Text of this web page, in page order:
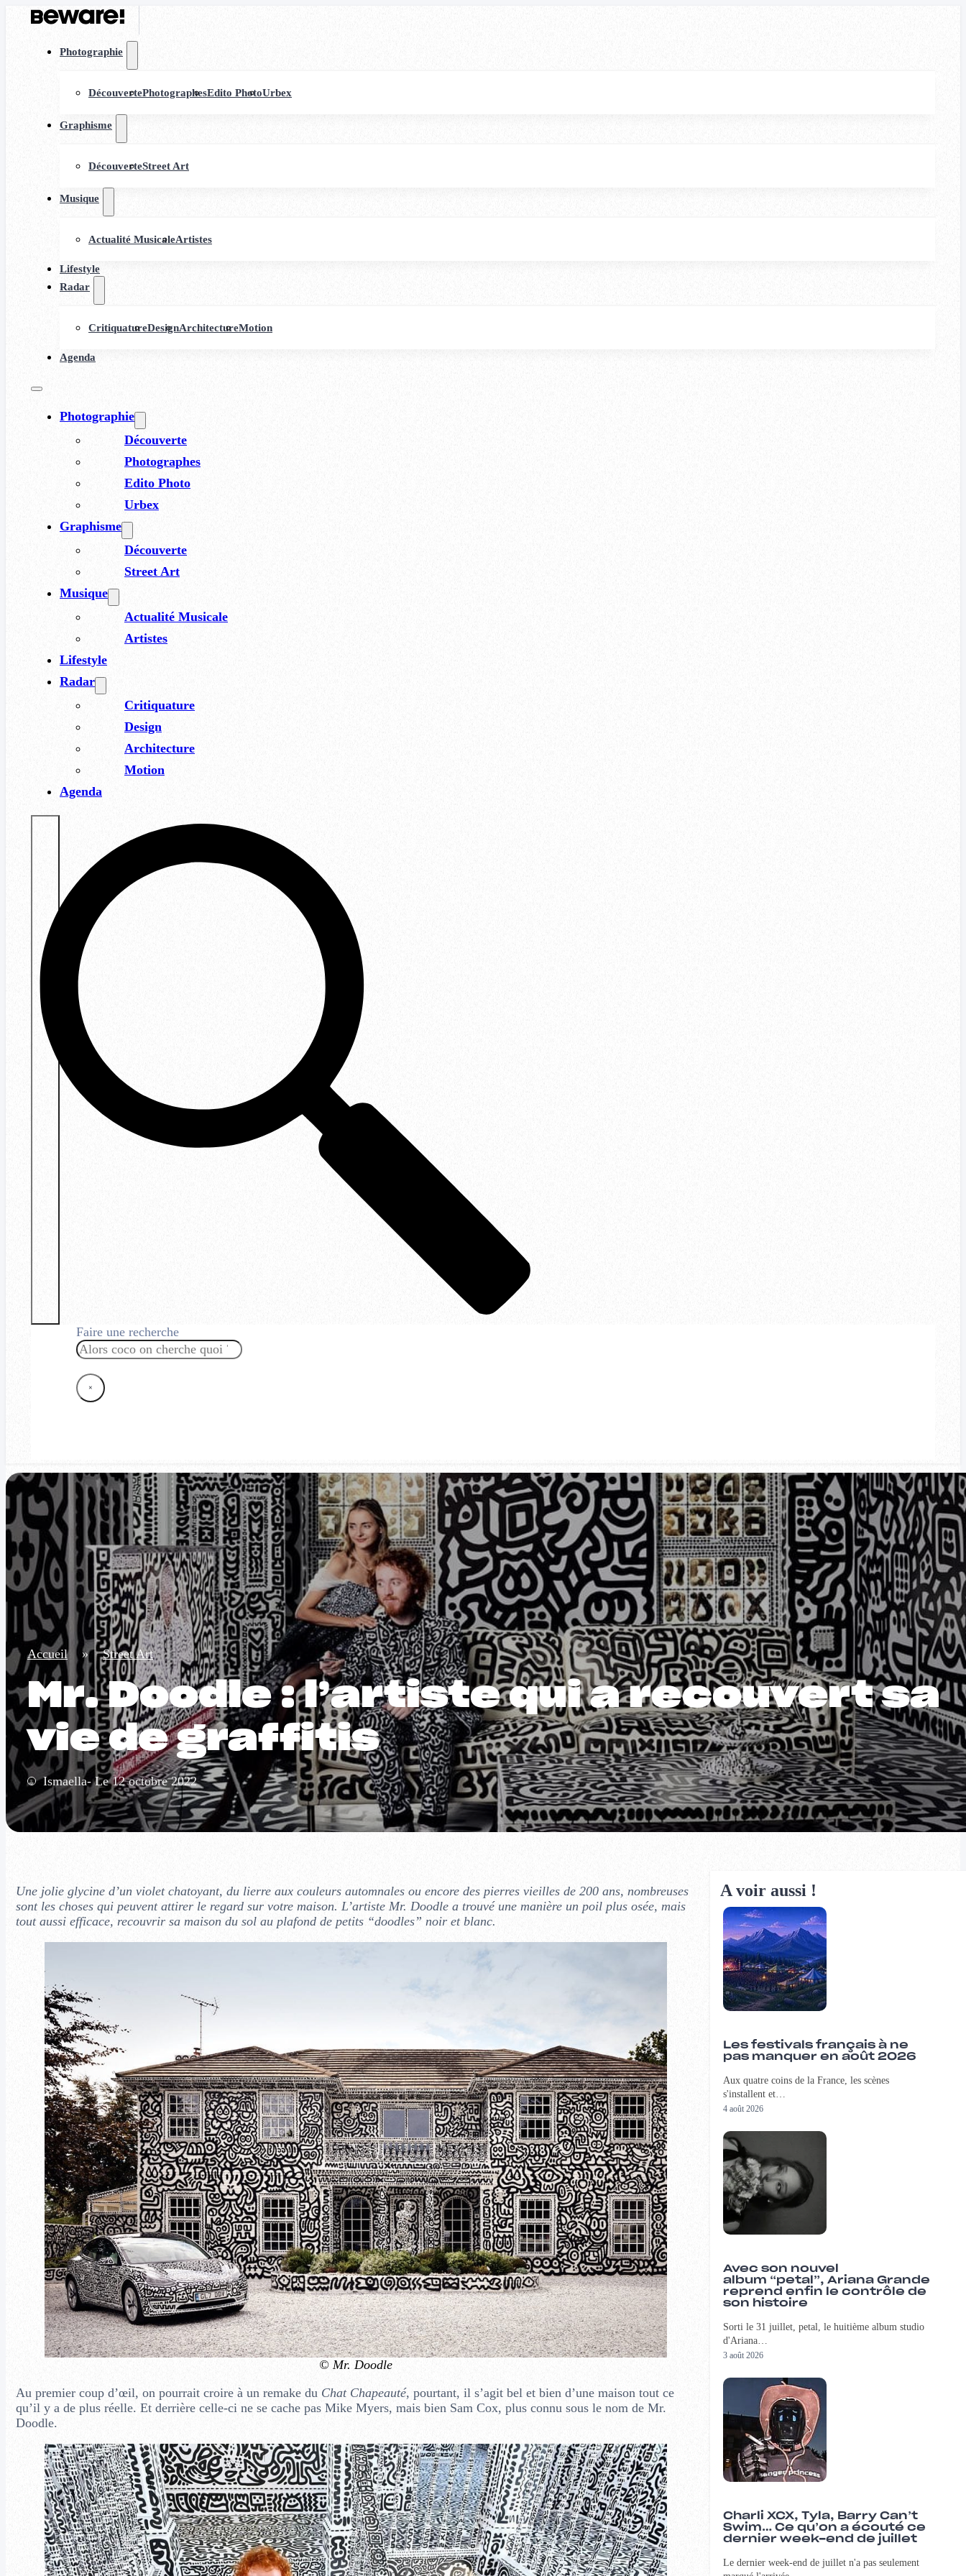
Photographie
DécouvertePhotographesEdito PhotoUrbex
Graphisme
DécouverteStreet Art
Musique
Actualité MusicaleArtistes
Lifestyle
Radar
CritiquatureDesignArchitectureMotion
Agenda
Photographie
Découverte
Photographes
Edito Photo
Urbex
Graphisme
Découverte
Street Art
Musique
Actualité Musicale
Artistes
Lifestyle
Radar
Critiquature
Design
Architecture
Motion
Agenda
Faire une recherche
Rechercher
×
Accueil » Street Art
Mr. Doodle : l’artiste qui a recouvert sa
vie de graffitis
Ismaella- Le 12 octobre 2022
Une jolie glycine d’un violet chatoyant, du lierre aux couleurs automnales ou encore des pierres vieilles de 200 ans, nombreuses
sont les choses qui peuvent attirer le regard sur votre maison. L’artiste Mr. Doodle a trouvé une manière un poil plus osée, mais
tout aussi efficace, recouvrir sa maison du sol au plafond de petits “doodles” noir et blanc.
© Mr. Doodle
Au premier coup d’œil, on pourrait croire à un remake du Chat Chapeauté, pourtant, il s’agit bel et bien d’une maison tout ce
qu’il y a de plus réelle. Et derrière celle-ci ne se cache pas Mike Myers, mais bien Sam Cox, plus connu sous le nom de Mr.
Doodle.
A voir aussi !
Les festivals français à ne
pas manquer en août 2026
Aux quatre coins de la France, les scènes
s'installent et…
4 août 2026
Avec son nouvel
album “petal”, Ariana Grande
reprend enfin le contrôle de
son histoire
Sorti le 31 juillet, petal, le huitième album studio
d'Ariana…
3 août 2026
Charli XCX, Tyla, Barry Can’t
Swim… Ce qu’on a écouté ce
dernier week-end de juillet
Le dernier week-end de juillet n'a pas seulement